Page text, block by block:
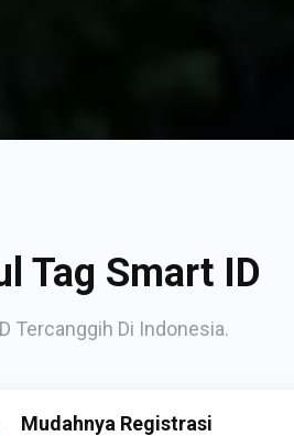
Tag Smart ID
Tercanggih Di Indonesia.
Mudahnya Registrasi